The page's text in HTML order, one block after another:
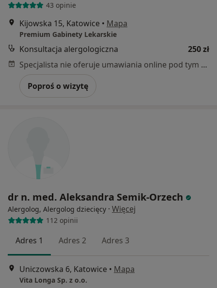
43 opinie
Kijowska 15, Katowice • Mapa
Premium Gabinety Lekarskie
Konsultacja alergologiczna
250 zł
Specjalista nie oferuje umawiania online pod tym adresem.
Poproś o wizytę
dr n. med. Aleksandra Semik-Orzech
Alergolog, Alergolog dziecięcy · Więcej
112 opinii
Adres 1 Adres 2 Adres 3
Uniczowska 6, Katowice • Mapa
Vita Longa Sp. z o.o.